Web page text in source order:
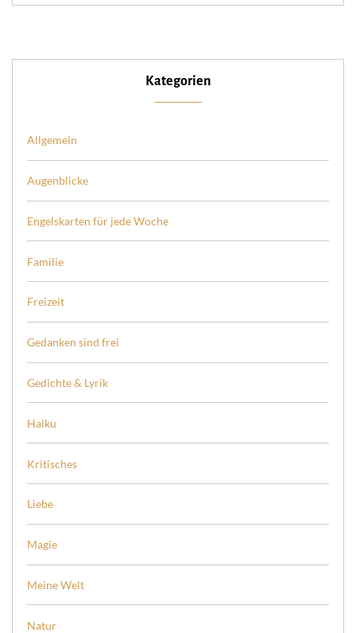
Kategorien
Allgemein
Augenblicke
Engelskarten für jede Woche
Familie
Freizeit
Gedanken sind frei
Gedichte & Lyrik
Haiku
Kritisches
Liebe
Magie
Meine Welt
Natur